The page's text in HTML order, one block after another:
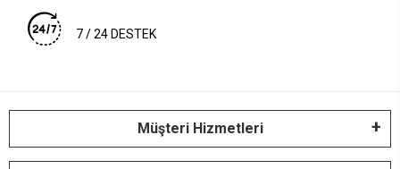
7 / 24 DESTEK
Müşteri Hizmetleri